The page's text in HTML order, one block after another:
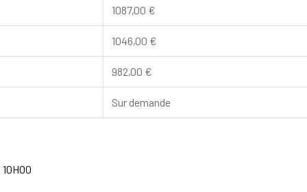
1087,00 €
1046,00 €
982,00 €
Sur demande